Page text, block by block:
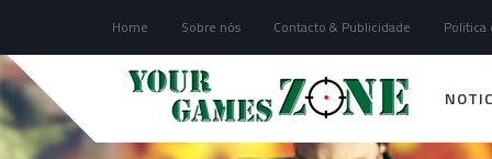
Home Sobre nós Contacto & Publicidade Politica